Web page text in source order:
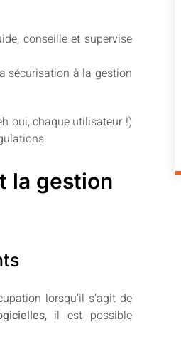
conseille et supervise
sécurisation à la gestion
oui, chaque utilisateur !)
la gestion
lorsqu’il s’agit de
, il est possible